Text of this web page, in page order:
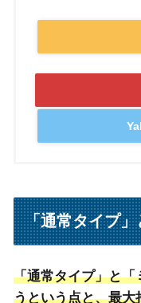
「通常タイプ
「通常タイプ」と「
うという点と、最大